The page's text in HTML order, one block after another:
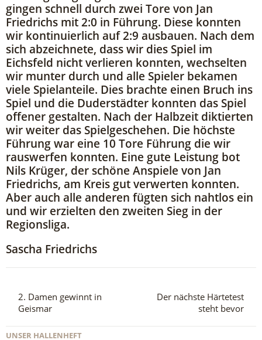
gingen schnell durch zwei Tore von Jan
Friedrichs mit 2:0 in Führung. Diese konnten
wir kontinuierlich auf 2:9 ausbauen. Nach dem
sich abzeichnete, dass wir dies Spiel im
Eichsfeld nicht verlieren konnten, wechselten
wir munter durch und alle Spieler bekamen
viele Spielanteile. Dies brachte einen Bruch ins
Spiel und die Duderstädter konnten das Spiel
offener gestalten. Nach der Halbzeit diktierten
wir weiter das Spielgeschehen. Die höchste
Führung war eine 10 Tore Führung die wir
rauswerfen konnten. Eine gute Leistung bot
Nils Krüger, der schöne Anspiele von Jan
Friedrichs, am Kreis gut verwerten konnten.
Aber auch alle anderen fügten sich nahtlos ein
und wir erzielten den zweiten Sieg in der
Regionsliga.
Sascha Friedrichs
2. Damen gewinnt in
Geismar
Der nächste Härtetest
steht bevor
UNSER HALLENHEFT